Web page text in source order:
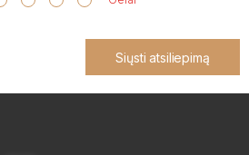
Siųsti atsiliepimą